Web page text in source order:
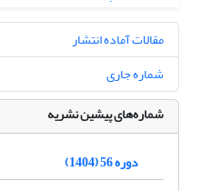
مقالات آماده انتشار
شماره جاری
شماره‌های پیشین نشریه
دوره 56 (1404)